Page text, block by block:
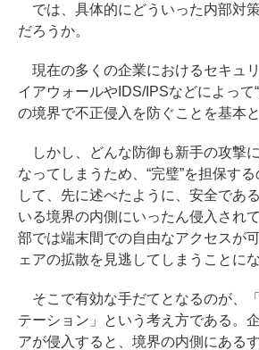
では、具体的にどういった内部対
だろうか。
現在の多くの企業におけるセキュ
イアウォールやIDS/IPSなどによって
の境界で不正侵入を防ぐことを基本と
しかし、どんな防御も新手の攻撃
なってしまうため、“完璧”を担保す
して、先に述べたように、安全であ
いる境界の内側にいったん侵入され
部では端末間での自由なアクセスが
ェアの拡散を見逃してしまうことにな
そこで有効な手だてとなるのが、
テーション」という考え方である。
アが侵入すると、境界の内側にある